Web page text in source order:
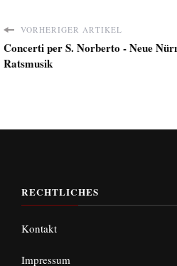
VORHERIGER ARTIKEL
Concerti per S. Norberto - Neue
Ratsmusik
RECHTLICHES
Kontakt
Impressum